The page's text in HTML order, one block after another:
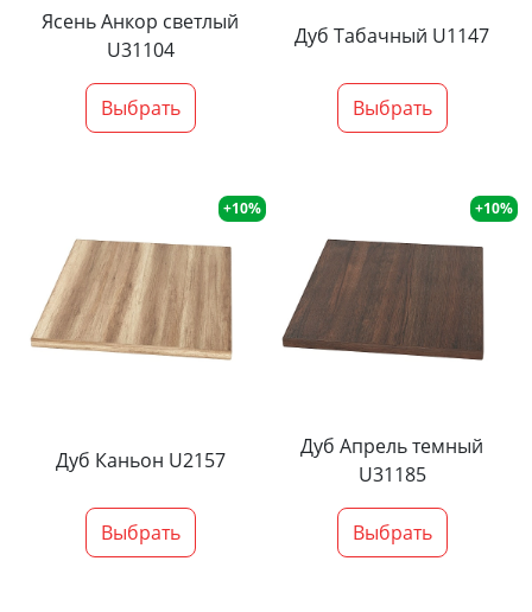
Ясень Анкор светлый
U31104
Выбрать
Дуб Табачный U1147
Выбрать
+10%
Дуб Каньон U2157
Выбрать
+10%
Дуб Апрель темный
U31185
Выбрать